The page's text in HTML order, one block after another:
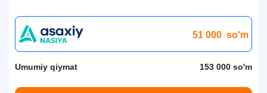
51 000 so'm
Umumiy qiymat 153 000 so'm